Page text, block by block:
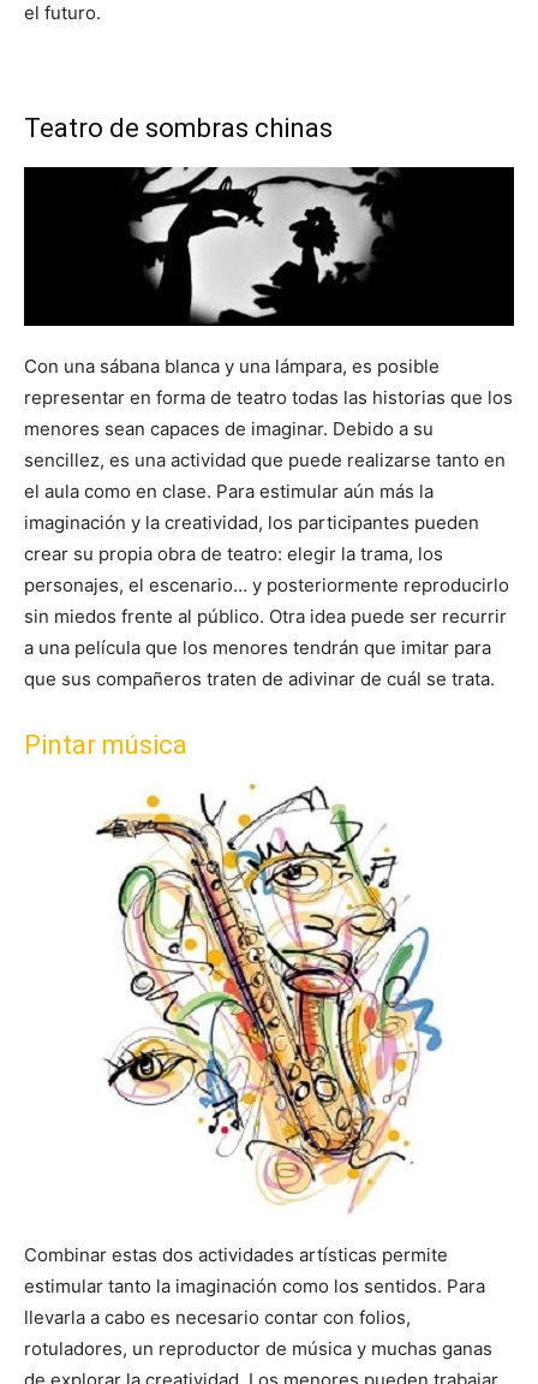
el futuro.
Teatro de sombras chinas
Con una sábana blanca y una lámpara, es posible
representar en forma de teatro todas las historias que los
menores sean capaces de imaginar. Debido a su
sencillez, es una actividad que puede realizarse tanto en
el aula como en clase. Para estimular aún más la
imaginación y la creatividad, los participantes pueden
crear su propia obra de teatro: elegir la trama, los
personajes, el escenario… y posteriormente reproducirlo
sin miedos frente al público. Otra idea puede ser recurrir
a una película que los menores tendrán que imitar para
que sus compañeros traten de adivinar de cuál se trata.
Pintar música
Combinar estas dos actividades artísticas permite
estimular tanto la imaginación como los sentidos. Para
llevarla a cabo es necesario contar con folios,
rotuladores, un reproductor de música y muchas ganas